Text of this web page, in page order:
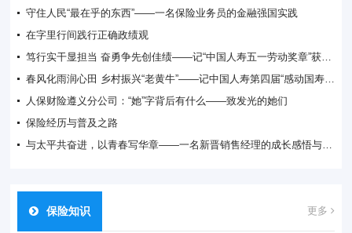
守住人民“最在乎的东西”——一名保险业务员的金融强国实践
在字里行间践行正确政绩观
笃行实干显担当 奋勇争先创佳绩——记“中国人寿五一劳动奖章”获得者毛博杰
春风化雨润心田 乡村振兴“老黄牛”——记中国人寿第四届“感动国寿”入围奖获得者周开强
人保财险遵义分公司：“她”字背后有什么——致发光的她们
保险经历与普及之路
与太平共奋进，以青春写华章——一名新晋销售经理的成长感悟与时代担当
保险知识 更多